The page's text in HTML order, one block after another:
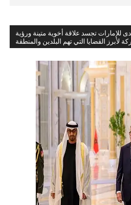
للإمارات تجسد علاقة أخوية متينة ورؤية
لأبرز القضايا التي تهم البلدين والمنطقة